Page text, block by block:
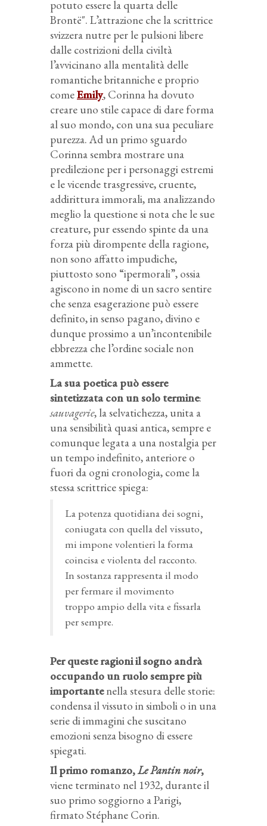
potuto essere la quarta delle
Brontë". L’attrazione che la scrittrice
svizzera nutre per le pulsioni libere
dalle costrizioni della civiltà
l’avvicinano alla mentalità delle
romantiche britanniche e proprio
comeEmily, Corinna ha dovuto
creare uno stile capace di dare forma
al suo mondo, con una sua peculiare
purezza. Ad un primo sguardo
Corinna sembra mostrare una
predilezione per i personaggi estremi
e le vicende trasgressive, cruente,
addirittura immorali, ma analizzando
meglio la questione si nota che le sue
creature, pur essendo spinte da una
forza più dirompente della ragione,
non sono affatto impudiche,
piuttosto sono “ipermorali”, ossia
agiscono in nome di un sacro sentire
che senza esagerazione può essere
definito, in senso pagano, divino e
dunque prossimo a un’incontenibile
ebbrezza che l’ordine sociale non
ammette.
La sua poetica può essere
sintetizzata con un solo termine:
sauvagerie, la selvatichezza, unita a
una sensibilità quasi antica, sempre e
comunque legata a una nostalgia per
un tempo indefinito, anteriore o
fuori da ogni cronologia, come la
stessa scrittrice spiega:
La potenza quotidiana dei sogni,
coniugata con quella del vissuto,
mi impone volentieri la forma
coincisa e violenta del racconto.
In sostanza rappresenta il modo
per fermare il movimento
troppo ampio della vita e fissarla
per sempre.
Per queste ragioni il sogno andrà
occupando un ruolo sempre più
importantenella stesura delle storie:
condensa il vissuto in simboli o in una
serie di immagini che suscitano
emozioni senza bisogno di essere
spiegati.
Il primo romanzo,Le Pantin noir,
viene terminato nel 1932, durante il
suo primo soggiorno a Parigi,
firmato Stéphane Corin.